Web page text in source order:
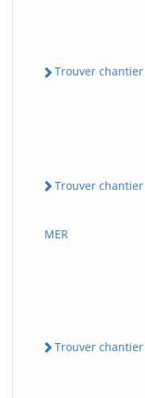
Trouver chantier
Trouver chantier
MER
Trouver chantier